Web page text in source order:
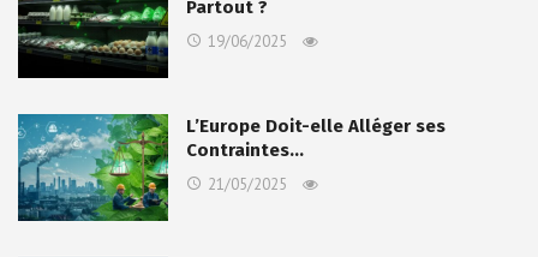
Partout ?
19/06/2025
L’Europe Doit-elle Alléger ses
Contraintes…
21/05/2025